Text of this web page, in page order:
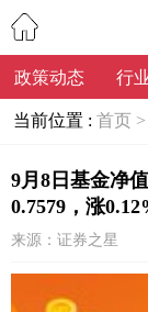
政策动态 行
当前位置 : 首页 >
9月8日基金净
0.7579，涨
来源：证券之星